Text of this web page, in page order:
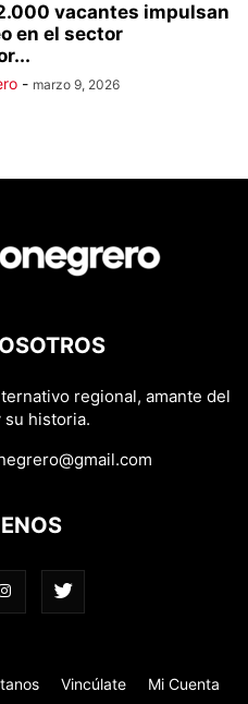
vacantes impulsan
en el sector
- marzo 9, 2026
regional, amante del
historia.
Vincúlate Mi Cuenta